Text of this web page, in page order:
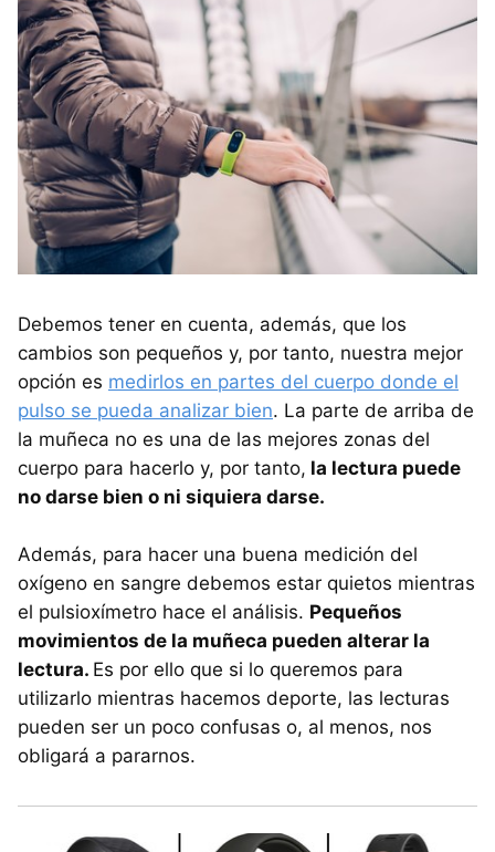
Debemos tener en cuenta, además, que los
cambios son pequeños y, por tanto, nuestra mejor
opción es medirlos en partes del cuerpo donde el
pulso se pueda analizar bien. La parte de arriba de
la muñeca no es una de las mejores zonas del
cuerpo para hacerlo y, por tanto, la lectura puede
no darse bien o ni siquiera darse.
Además, para hacer una buena medición del
oxígeno en sangre debemos estar quietos mientras
el pulsioxímetro hace el análisis. Pequeños
movimientos de la muñeca pueden alterar la
lectura. Es por ello que si lo queremos para
utilizarlo mientras hacemos deporte, las lecturas
pueden ser un poco confusas o, al menos, nos
obligará a pararnos.